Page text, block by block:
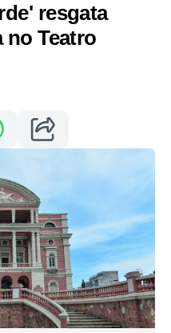
resgata
no Teatro